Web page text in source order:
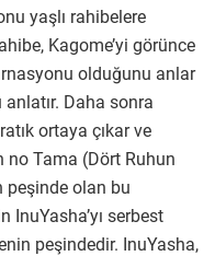
yaşlı rahibelere
Kagome’yi görünce
olduğunu anlar
Daha sonra
ortaya çıkar ve
no Tama (Dört Ruhun
peşinde olan bu
InuYasha’yı serbest
peşindedir. InuYasha,